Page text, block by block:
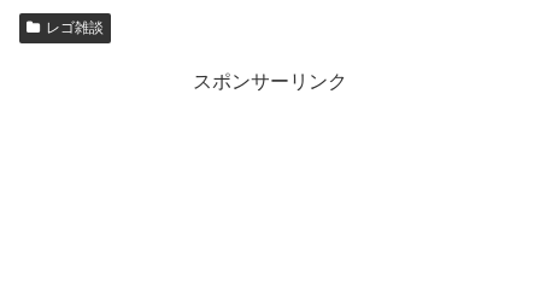
レゴ雑談
スポンサーリンク